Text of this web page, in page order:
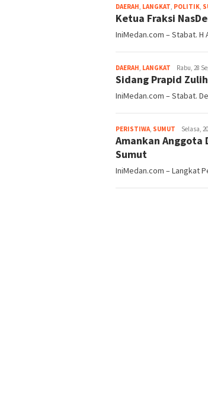
DAERAH, LANGKAT, POLITIK,
Ketua Fraksi
IniMedan.com – Stabat.
DAERAH, LANGKAT redaksi
Rabu, 28
Sidang Prapid
IniMedan.com – Stabat.
PERISTIWA, SUMUT redaksi
Selasa,
Amankan Anggota
Sumut
IniMedan.com – Langkat